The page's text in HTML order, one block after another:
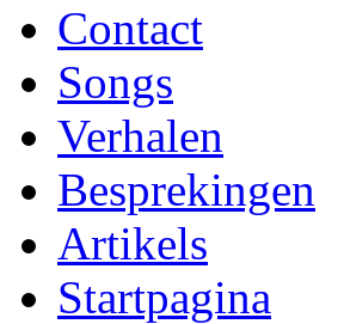
Contact
Songs
Verhalen
Besprekingen
Artikels
Startpagina